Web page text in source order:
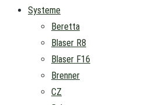
Systeme
Beretta
Blaser R8
Blaser F16
Brenner
CZ